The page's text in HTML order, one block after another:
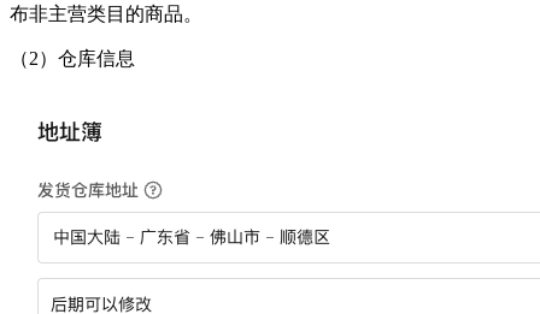
布非主营类目的商品。
（2） 仓库信息